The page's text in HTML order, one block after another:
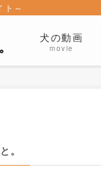
ト～
犬の動画
movie
。